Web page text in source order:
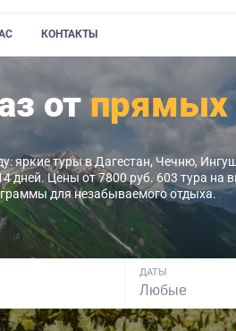
КОНТАКТЫ
от прямых
яркие туры в Дагестан, Чечню,
дней. Цены от 7800 руб. 603 тура
для незабываемого отдыха.
ДАТЫ